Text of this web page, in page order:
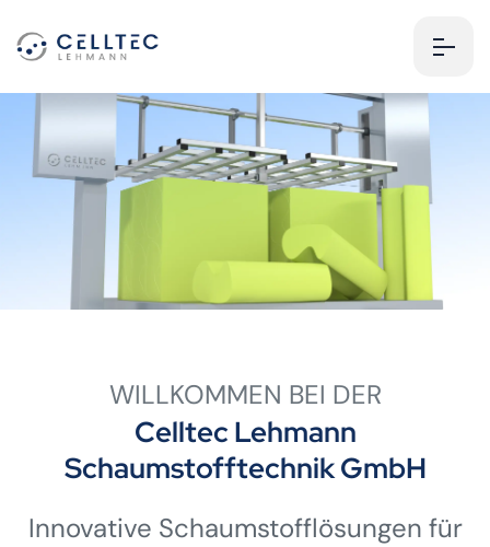
WILLKOMMEN BEI DER
Celltec Lehmann
Schaumstofftechnik GmbH
Innovative Schaumstoff­lösungen für